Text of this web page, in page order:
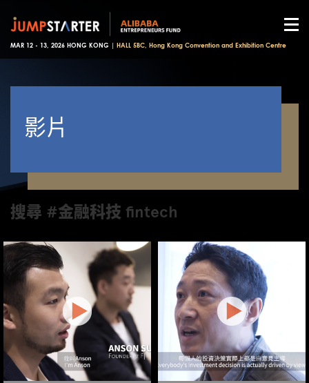
MAR 12 - 13, 2026 HONG KONG | HALL 5BC, Hong Kong Convention and Exhibition Centre
影片
搜尋 #金融科技 fintech